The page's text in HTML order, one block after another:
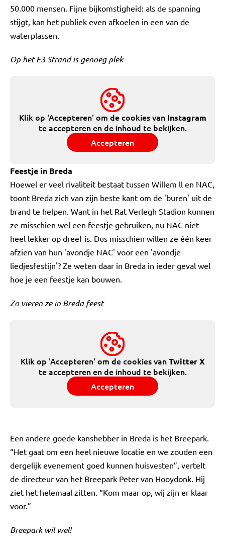
50.000 mensen. Fijne bijkomstigheid: als de spanning
stijgt, kan het publiek even afkoelen in een van de
waterplassen.
Op het E3 Strand is genoeg plek
Klik op 'Accepteren' om de cookies van Instagram
te accepteren en de inhoud te bekijken.
Accepteren
Feestje in Breda
Hoewel er veel rivaliteit bestaat tussen Willem ll en NAC,
toont Breda zich van zijn beste kant om de 'buren' uit de
brand te helpen. Want in het Rat Verlegh Stadion kunnen
ze misschien wel een feestje gebruiken, nu NAC niet
heel lekker op dreef is. Dus misschien willen ze één keer
afzien van hun 'avondje NAC' voor een 'avondje
liedjesfestijn'? Ze weten daar in Breda in ieder geval wel
hoe je een feestje kan bouwen.
Zo vieren ze in Breda feest
Klik op 'Accepteren' om de cookies vanTwitter X
te accepteren en de inhoud te bekijken.
Accepteren
Een andere goede kanshebber in Breda is het Breepark.
“Het gaat om een heel nieuwe locatie en we zouden een
dergelijk evenement goed kunnen huisvesten”, vertelt
de directeur van het Breepark Peter van Hooydonk. Hij
ziet het helemaal zitten. “Kom maar op, wij zijn er klaar
voor.”
Breepark wil wel!